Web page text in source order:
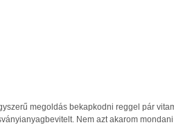
megoldás bekapkodni reggel pár
Nem azt akarom